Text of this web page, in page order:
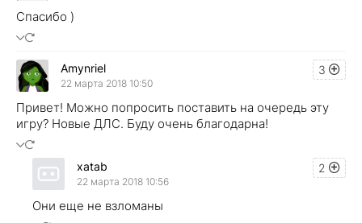
Спасибо )
3
Amynriel
22 марта 2018 10:50
Привет! Можно попросить поставить на очередь эту
игру? Новые ДЛС. Буду очень благодарна!
2
xatab
22 марта 2018 10:56
Они еще не взломаны